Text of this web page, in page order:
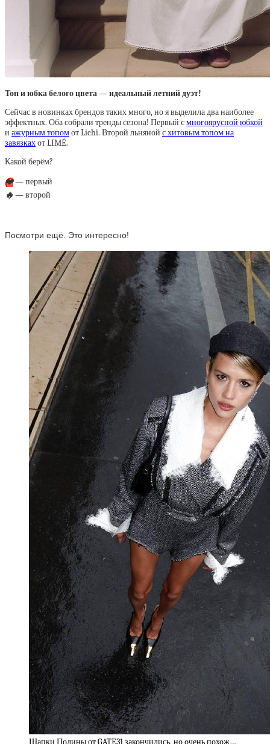
Топ и юбка белого цвета — идеальный летний дуэт!
Сейчас в новинках брендов таких много, но я выделила два наиболее
эффектных. Оба собрали тренды сезона! Первый смногоярусной юбкой
и ажурным топомот Lichi. Второй льняной с хитовым топом на
завязкахот LIMÉ.
Какой берём?
❤️— первый
🔥— второй
Посмотри ещё. Это интересно!